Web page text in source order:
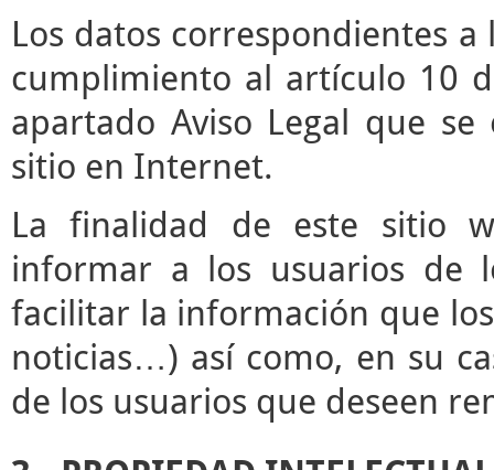
Los datos correspondientes
cumplimiento al artículo 10
apartado Aviso Legal que
sitio en Internet.
La finalidad de este sitio
informar a los usuarios de
facilitar la información que
noticias…) así como, en su
de los usuarios que deseen